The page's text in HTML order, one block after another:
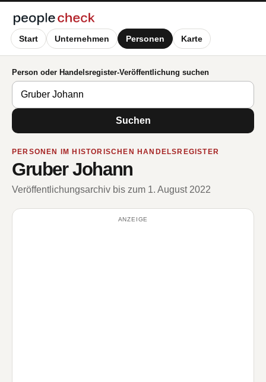
Start Unternehmen Personen Karte
Person oder Handelsregister-Veröffentlichung suchen
Suchen
PERSONEN IM HISTORISCHEN HANDELSREGISTER
Gruber Johann
Veröffentlichungsarchiv bis zum 1. August 2022
ANZEIGE